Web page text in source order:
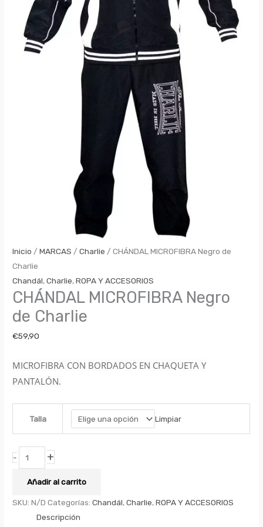
Inicio /MARCAS /Charlie / CHÁNDAL MICROFIBRA Negro de
Charlie
Chandál,Charlie,ROPA Y ACCESORIOS
CHÁNDAL MICROFIBRA Negro
de Charlie
€59,90
MICROFIBRA CON BORDADOS EN CHAQUETA Y
PANTALÓN.
Talla Limpiar
- +
Añadir al carrito
SKU:N/D Categorías:Chandál,Charlie,ROPA Y ACCESORIOS
Descripción